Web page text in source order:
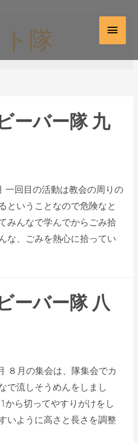
隊
ーバー隊 九
一回目の活動は教会の周りの
ということなので危険なと
みんなで学んでからごみ拾
な、ごみを熱心に拾ってい
ーバー隊 八
８月の集会は、隊集会でカ
で流しそうめんをしまし
から切ってやすりがけをし
いように高さと長さを調整